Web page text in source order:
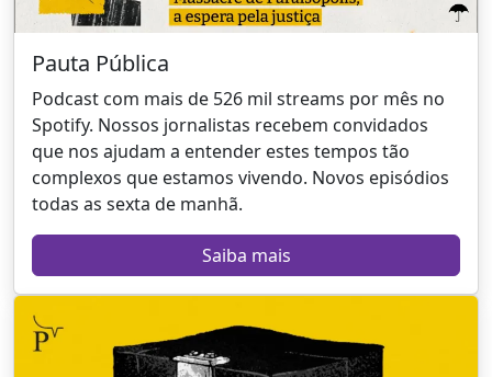
Pauta Pública
Podcast com mais de 526 mil streams por mês no
Spotify. Nossos jornalistas recebem convidados
que nos ajudam a entender estes tempos tão
complexos que estamos vivendo. Novos episódios
todas as sexta de manhã.
Saiba mais